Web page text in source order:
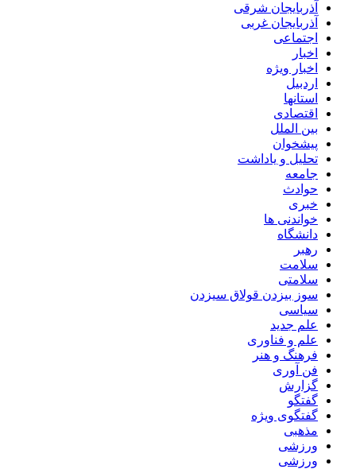
آذربایجان شرقی
آذربایجان غربی
اجتماعی
اخبار
اخبار ویژه
اردبیل
استانها
اقتصادی
بین الملل
پیشخوان
تحلیل و یاداشت
جامعه
حوادث
خبری
خواندنی ها
دانشگاه
رهبر
سلامت
سلامتی
سوز بیزدن قولاق سیزدن
سیاسی
علم جدید
علم و فناوری
فرهنگ و هنر
فن آوری
گزارش
گفتگو
گفتگوی ویژه
مذهبی
ورزشی
ورزشی